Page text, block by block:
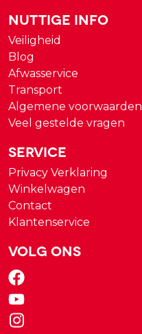
Nuttige Info
Veiligheid
Blog
Afwasservice
Transport
Algemene voorwaarden
Veel gestelde vragen
Service
Privacy Verklaring
Winkelwagen
Contact
Klantenservice
Volg ons